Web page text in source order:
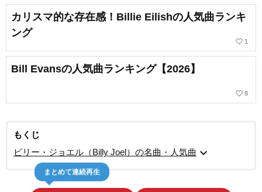
カリスマ的な存在感！Billie Eilishの人気曲ランキ
ング
favorite_border 1
Bill Evansの人気曲ランキング【2026】
favorite_border 8
もくじ
ビリー・ジョエル（Billy Joel）の名曲・人気曲 expand_more
まとめて連続再生